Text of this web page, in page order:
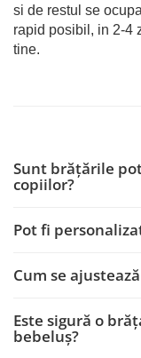
si de restul se
rapid posibil, in 2-4
tine.
Sunt brățările
copiilor?
Pot fi
Cum se
Este sigură o
bebeluș?